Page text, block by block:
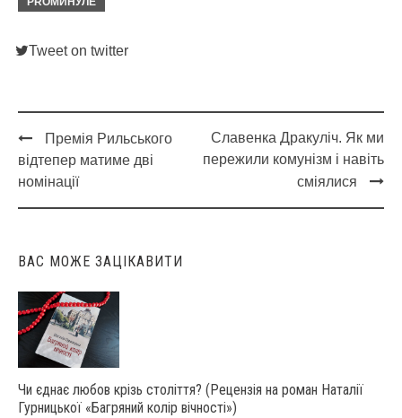
Tweet on twitter
Post
navigation
Премія Рильського
відтепер матиме дві
номінації
Славенка Дракуліч. Як ми
пережили комунізм і навіть
сміялися
ВАС МОЖЕ ЗАЦІКАВИТИ
Чи єднає любов крізь століття? (Рецензія на роман Наталії
Гурницької «Багряний колір вічності»)